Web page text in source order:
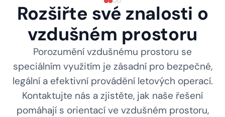
Rozšiřte své znalosti o
vzdušném prostoru
Porozumění vzdušnému prostoru se
speciálním využitím je zásadní pro bezpečné,
legální a efektivní provádění letových operací.
Kontaktujte nás a zjistěte, jak naše řešení
pomáhají s orientací ve vzdušném prostoru,